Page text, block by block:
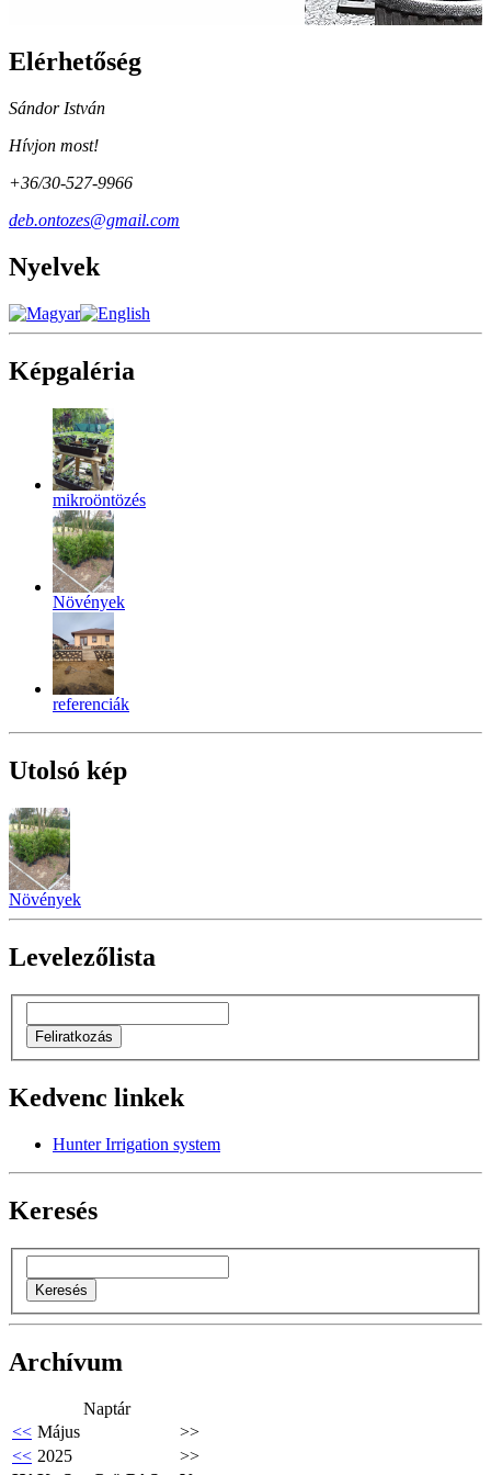
Elérhetőség
Sándor István
Hívjon most!
+36/30-527-9966
deb.ontozes@gmail.com
Nyelvek
Képgaléria
mikroöntözés
Növények
referenciák
Utolsó kép
Növények
Levelezőlista
Kedvenc linkek
Hunter Irrigation system
Keresés
Archívum
Naptár
<< Május
>>
<< 2025
>>